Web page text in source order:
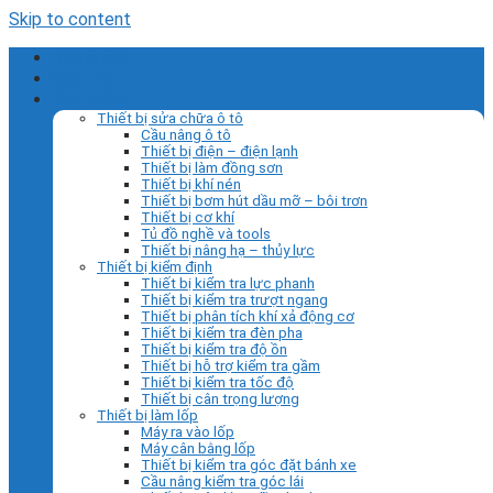
Skip to content
Thiết bị sửa chữa ô tô
Cầu nâng ô tô
Thiết bị điện – điện lạnh
Thiết bị làm đồng sơn
Thiết bị khí nén
Thiết bị bơm hút dầu mỡ – bôi trơn
Thiết bị cơ khí
Tủ đồ nghề và tools
Thiết bị nâng hạ – thủy lực
Thiết bị kiểm định
Thiết bị kiểm tra lực phanh
Thiết bị kiểm tra trượt ngang
Thiết bị phân tích khí xả động cơ
Thiết bị kiểm tra đèn pha
Thiết bị kiểm tra độ ồn
Thiết bị hỗ trợ kiểm tra gầm
Thiết bị kiểm tra tốc độ
Thiết bị cân trọng lượng
Thiết bị làm lốp
Máy ra vào lốp
Máy cân bằng lốp
Thiết bị kiểm tra góc đặt bánh xe
Cầu nâng kiểm tra góc lái